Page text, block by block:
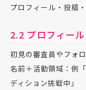
プロフィール・投稿
2.2 プロフィー
初見の審査員やフォ
名前＋活動領域：例
ディション挑戦中」